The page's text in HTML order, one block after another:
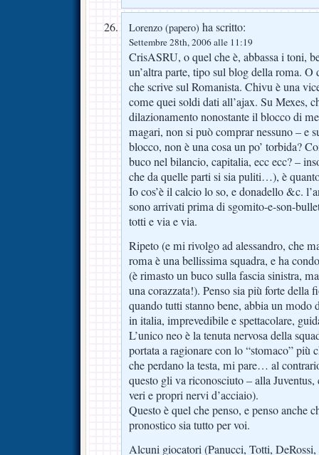
Lorenzo (papero) ha scritto:
Settembre 28th, 2006 alle 11:19
CrisASRU, o quel che è, abbassa i toni,
un’altra parte, tipo sul blog della roma.
che scrive sul Romanista. Chivu è una
come quei soldi dati all’ajax. Su Mexes,
dilazionamento nonostante il blocco di
magari, non si può comprar nessuno – e
blocco, non è una cosa un po’ torbida?
buco nel bilancio, capitalia, ecc ecc? –
che da quelle parti si sia puliti…), è
Io cos’è il calcio lo so, e donadello &c.
sono arrivati prima di sgomito-e-son-
totti e via e via.
Ripeto (e mi rivolgo ad alessandro, che
roma è una bellissima squadra, e ha
(è rimasto un buco sulla fascia sinistra,
una corazzata!). Penso sia più forte della
quando tutti stanno bene, abbia un modo
in italia, imprevedibile e spettacolare,
L’unico neo è la tenuta nervosa della
portata a ragionare con lo “stomaco” più
che perdano la testa, mi pare… al
questo gli va riconosciuto – alla Juventus,
veri e propri nervi d’acciaio).
Questo è quel che penso, e penso anche
pronostico sia tutto per voi.
Alcuni giocatori (Panucci, Totti,